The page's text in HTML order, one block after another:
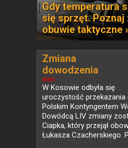
Gdy temperatura
się sprzęt. Poznaj
obuwie taktyczne
NEWS
Zmiana
dowodzenia
Polskim...
W Kosowie odbyła się
uroczystość przekazania
Polskim Kontyngentem
Dowódcą LIV zmiany
Ciapka, który przejął
Łukasza Czacherskiego.